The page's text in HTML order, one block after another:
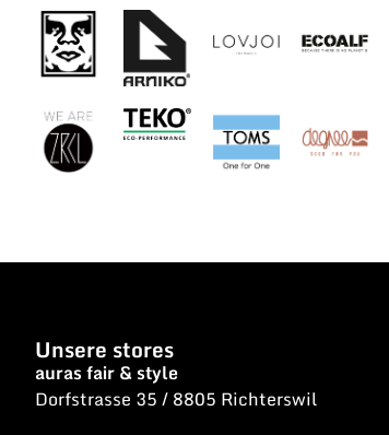
Unsere stores
auras fair & style
Dorfstrasse 35 / 8805 Richterswil